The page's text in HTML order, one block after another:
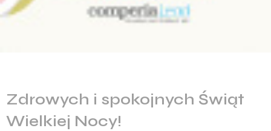
Zdrowych i spokojnych Świąt
Wielkiej Nocy!